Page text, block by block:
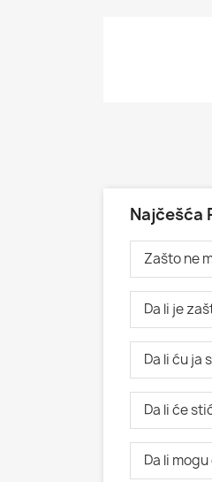
Najčešća
Zašto ne
Da li je
Da li ću ja
Da li će
Da li